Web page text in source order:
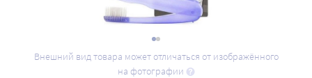
Внешний вид товара может отличаться от изображённого
на фотографии